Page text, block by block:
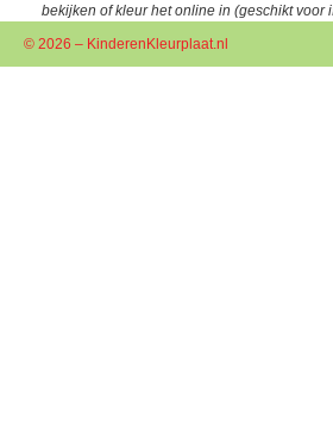
bekijken of kleur het online in (geschikt voor
© 2026 – KinderenKleurplaat.nl